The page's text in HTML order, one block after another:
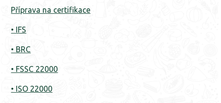
Příprava na certifikace
• IFS
• BRC
• FSSC 22000
• ISO 22000